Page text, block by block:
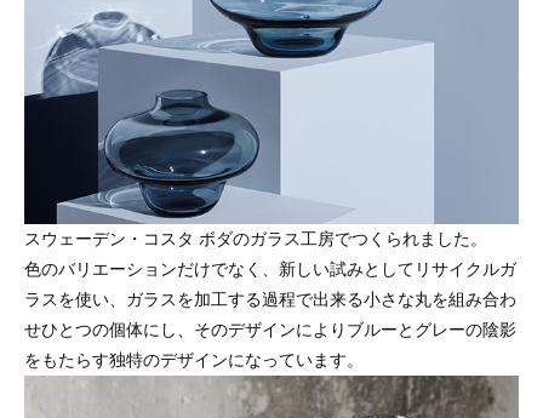
スウェーデン・コスタ ボダのガラス工房でつくられました。
色のバリエーションだけでなく、新しい試みとしてリサイクルガ
ラスを使い、ガラスを加工する過程で出来る小さな丸を組み合わ
せひとつの個体にし、そのデザインによりブルーとグレーの陰影
をもたらす独特のデザインになっています。